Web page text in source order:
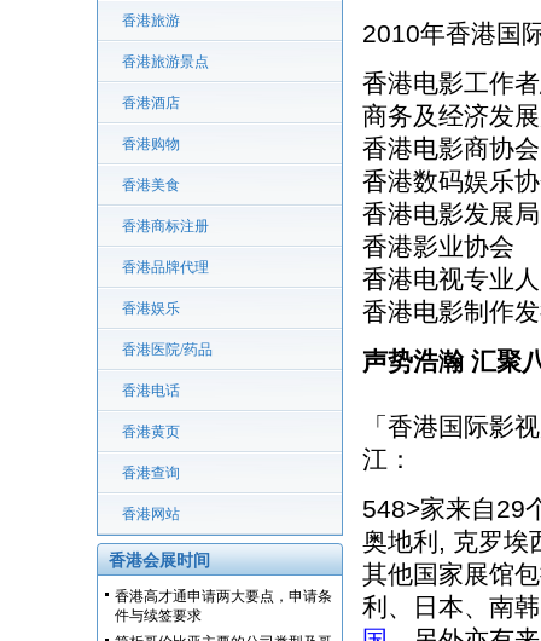
香港旅游
香港旅游景点
香港酒店
香港购物
香港美食
香港商标注册
香港品牌代理
香港娱乐
香港医院/药品
香港电话
香港黄页
香港查询
香港网站
香港会展时间
香港高才通申请两大要点，申请条
件与续签要求
2010年香港国
香港电影工作
商务及经济发
香港电影商协会
香港数码娱乐
香港电影发展局
香港影业协会
香港电视专业
香港电影制作
声势浩瀚 汇聚
「香港国际影
江：
548>家来自29
奥地利, 克罗埃
其他国家展馆
利、日本、南